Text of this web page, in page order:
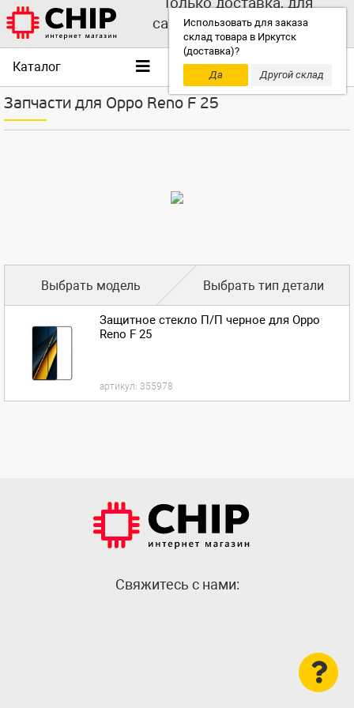
Использовать для заказа
склад товара в Иркутск
(доставка)?
Да
Другой склад
самовывоза выбирайте
другой склад!
Каталог
Запчасти для Oppo Reno F 25
Выбрать модель Выбрать тип детали
Защитное стекло П/П черное для Oppo
Reno F 25
артикул: 355978
Cвяжитесь с нами: